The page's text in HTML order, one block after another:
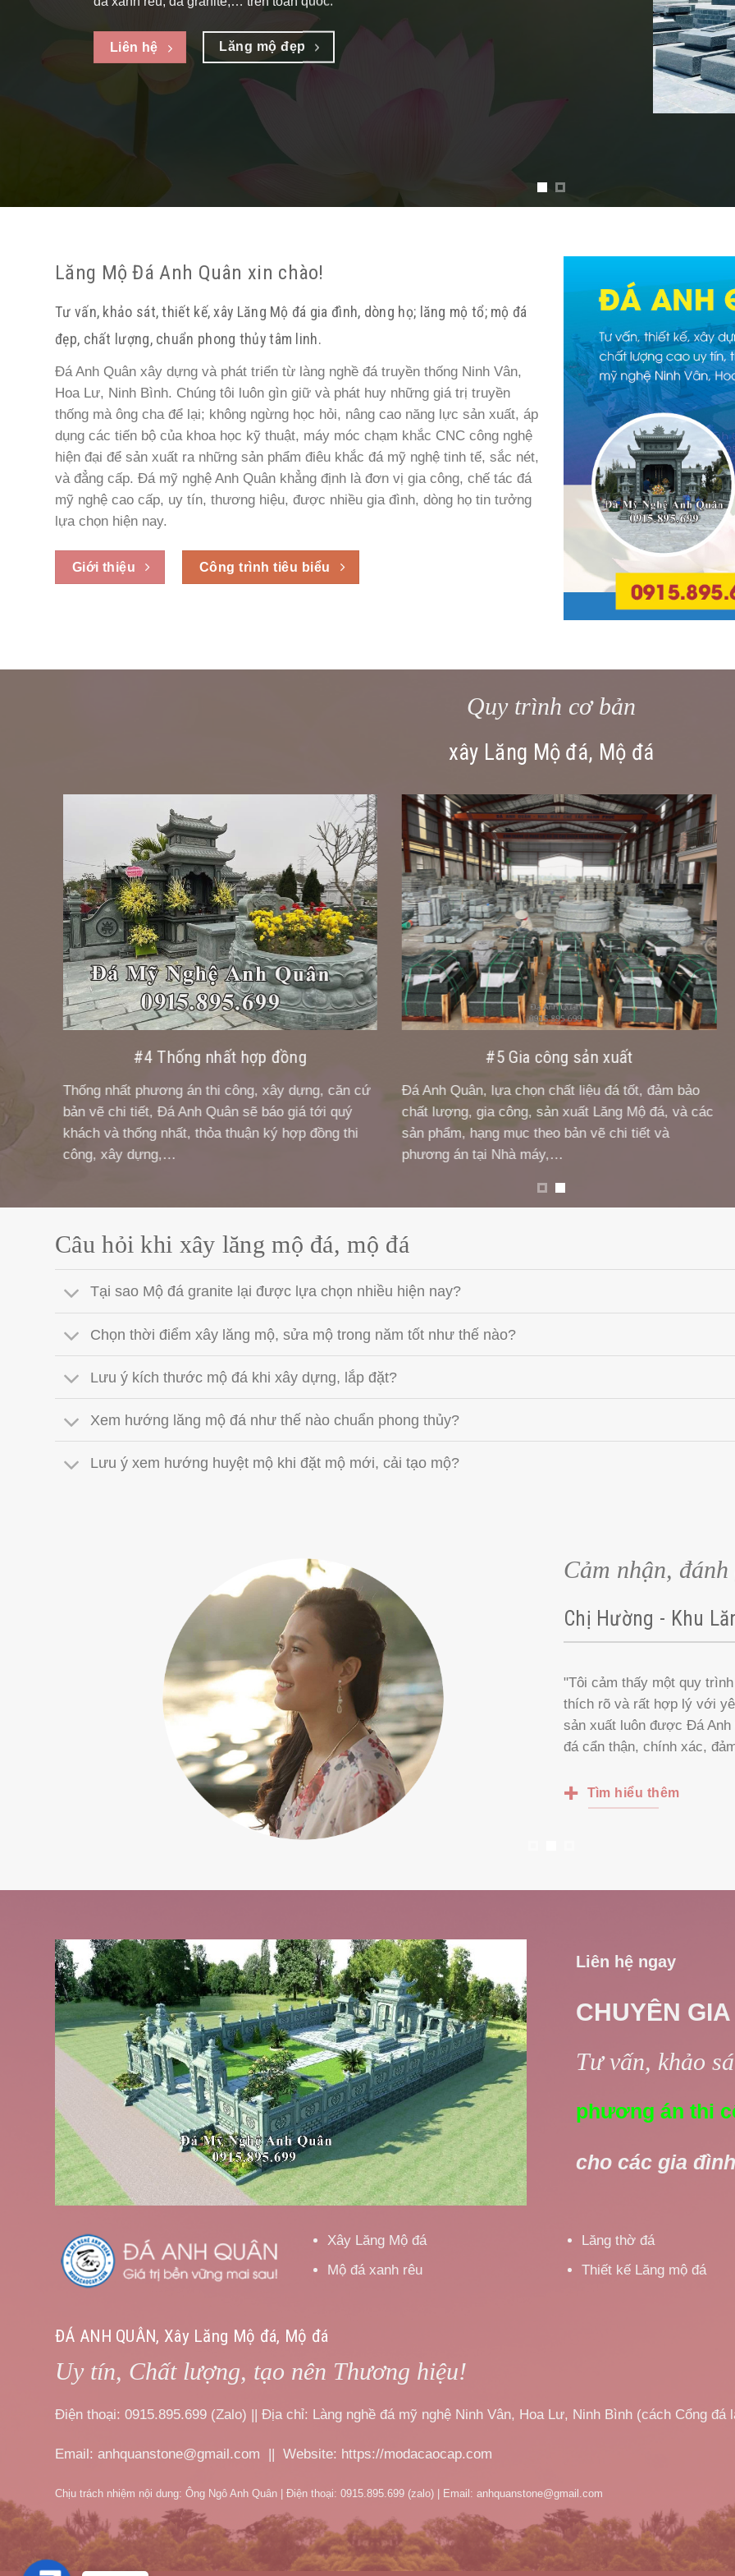
Báo giá Mộ đá đẹp
Lăng Mộ Đá Anh Quân xin chào!
Tư vấn, khảo sát, thiết kế, xây Lăng Mộ đá gia đình, dòng họ; lăng mộ tổ; mộ đá
đẹp, chất lượng, chuẩn phong thủy tâm linh.
Đá Anh Quân xây dựng và phát triển từ làng nghề đá truyền thống Ninh Vân,
Hoa Lư, Ninh Bình. Chúng tôi luôn gìn giữ và phát huy những giá trị truyền
thống mà ông cha để lại; không ngừng học hỏi, nâng cao năng lực sản xuất, áp
dụng các tiến bộ của khoa học kỹ thuật, máy móc chạm khắc CNC công nghệ
hiện đại để sản xuất ra những sản phẩm điêu khắc đá mỹ nghệ tinh tế, sắc nét,
và đẳng cấp. Đá mỹ nghệ Anh Quân khẳng định là đơn vị gia công, chế tác đá
mỹ nghệ cao cấp, uy tín, thương hiệu, được nhiều gia đình, dòng họ tin tưởng
lựa chọn hiện nay.
Giới thiệu Công trình tiêu biểu
Quy trình cơ bản
xây Lăng Mộ đá, Mộ đá
#4 Thống nhất hợp đồng
Thống nhất phương án thi công, xây dựng, căn cứ
bản vẽ chi tiết, Đá Anh Quân sẽ báo giá tới quý
khách và thống nhất, thỏa thuận ký hợp đồng thi
công, xây dựng,…
#5 Gia công sản xuất
Đá Anh Quân, lựa chọn chất liệu đá tốt, đảm bảo
chất lượng, gia công, sản xuất Lăng Mộ đá, và các
sản phẩm, hạng mục theo bản vẽ chi tiết và
phương án tại Nhà máy,…
Câu hỏi khi xây lăng mộ đá, mộ đá
Tại sao Mộ đá granite lại được lựa chọn nhiều hiện nay?
Chọn thời điểm xây lăng mộ, sửa mộ trong năm tốt như thế nào?
Lưu ý kích thước mộ đá khi xây dựng, lắp đặt?
Xem hướng lăng mộ đá như thế nào chuẩn phong thủy?
Lưu ý xem hướng huyệt mộ khi đặt mộ mới, cải tạo mộ?
Cảm nhận,
Chị Hường - Khu
"Tôi cảm thấy một quy
thích rõ và rất hợp lý với
sản xuất luôn được Đá Anh
đá cẩn thận, chính xác,
Tìm hiểu thêm
Liên hệ ngay
CHUYÊN
Tư vấn, khảo
phương án thi
cho các gia
Xây Lăng Mộ đá
Mộ đá xanh rêu
Lăng thờ đá
Thiết kế Lăng mộ đá
ĐÁ ANH QUÂN, Xây Lăng Mộ đá, Mộ đá
Uy tín, Chất lượng, tạo nên Thương hiệu!
Điện thoại: 0915.895.699 (Zalo) || Địa chỉ: Làng nghề đá mỹ nghệ Ninh Vân, Hoa Lư, Ninh Bình (cách Cổng đá
Email: anhquanstone@gmail.com || Website: https://modacaocap.com
Chịu trách nhiệm nội dung: Ông Ngô Anh Quân | Điện thoại: 0915.895.699 (zalo) | Email: anhquanstone@gmail.com